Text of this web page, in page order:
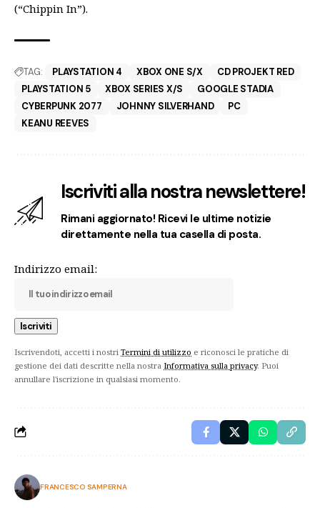
(“Chippin In”).
TAG: PLAYSTATION 4 XBOX ONE S/X
CD PROJEKT RED
PLAYSTATION 5
XBOX SERIES X/S
GOOGLE STADIA
CYBERPUNK 2077
JOHNNY SILVERHAND
PC
KEANU REEVES
Iscriviti alla nostra newslettere!
Rimani aggiornato! Ricevi le ultime notizie
direttamente nella tua casella di posta.
Indirizzo email:
Iscrivendoti, accetti i nostri Termini di utilizzo e riconosci le pratiche di
gestione dei dati descritte nella nostra Informativa sulla privacy. Puoi
annullare l'iscrizione in qualsiasi momento.
FRANCESCO SAMPERNA